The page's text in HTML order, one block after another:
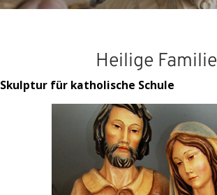
Heilige Familie
Skulptur für katholische Schule